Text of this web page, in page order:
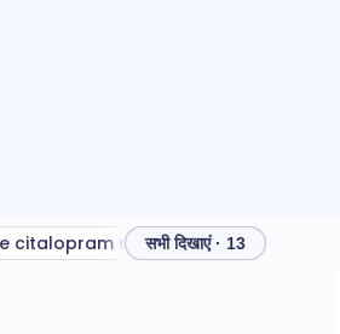
सभी दिखाएं · 13